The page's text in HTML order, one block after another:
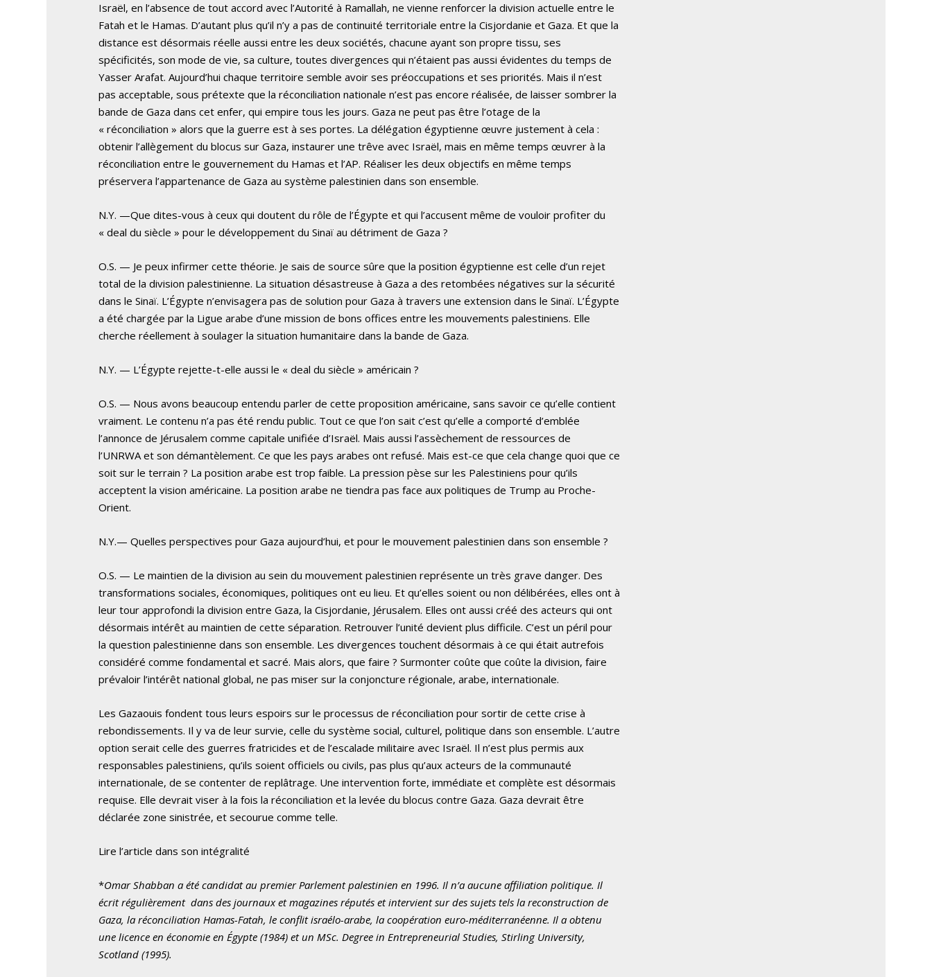
Israël, en l’absence de tout accord avec l’Autorité à Ramallah, ne vienne renforcer la division actuelle entre le
Fatah et le Hamas. D’autant plus qu’il n’y a pas de continuité territoriale entre la Cisjordanie et Gaza. Et que la
distance est désormais réelle aussi entre les deux sociétés, chacune ayant son propre tissu, ses
spécificités, son mode de vie, sa culture, toutes divergences qui n’étaient pas aussi évidentes du temps de
Yasser Arafat. Aujourd’hui chaque territoire semble avoir ses préoccupations et ses priorités. Mais il n’est
pas acceptable, sous prétexte que la réconciliation nationale n’est pas encore réalisée, de laisser sombrer la
bande de Gaza dans cet enfer, qui empire tous les jours. Gaza ne peut pas être l’otage de la
« réconciliation » alors que la guerre est à ses portes. La délégation égyptienne œuvre justement à cela :
obtenir l’allègement du blocus sur Gaza, instaurer une trêve avec Israël, mais en même temps œuvrer à la
réconciliation entre le gouvernement du Hamas et l’AP. Réaliser les deux objectifs en même temps
préservera l’appartenance de Gaza au système palestinien dans son ensemble.
N.Y. —Que dites-vous à ceux qui doutent du rôle de l’Égypte et qui l’accusent même de vouloir profiter du
« deal du siècle » pour le développement du Sinaï au détriment de Gaza ?
O.S. — Je peux infirmer cette théorie. Je sais de source sûre que la position égyptienne est celle d’un rejet
total de la division palestinienne. La situation désastreuse à Gaza a des retombées négatives sur la sécurité
dans le Sinaï. L’Égypte n’envisagera pas de solution pour Gaza à travers une extension dans le Sinaï. L’Égypte
a été chargée par la Ligue arabe d’une mission de bons offices entre les mouvements palestiniens. Elle
cherche réellement à soulager la situation humanitaire dans la bande de Gaza.
N.Y. — L’Égypte rejette-t-elle aussi le « deal du siècle » américain ?
O.S. — Nous avons beaucoup entendu parler de cette proposition américaine, sans savoir ce qu’elle contient
vraiment. Le contenu n’a pas été rendu public. Tout ce que l’on sait c’est qu’elle a comporté d’emblée
l’annonce de Jérusalem comme capitale unifiée d’Israël. Mais aussi l’assèchement de ressources de
l’UNRWA et son démantèlement. Ce que les pays arabes ont refusé. Mais est-ce que cela change quoi que ce
soit sur le terrain ? La position arabe est trop faible. La pression pèse sur les Palestiniens pour qu’ils
acceptent la vision américaine. La position arabe ne tiendra pas face aux politiques de Trump au Proche-
Orient.
N.Y.— Quelles perspectives pour Gaza aujourd’hui, et pour le mouvement palestinien dans son ensemble ?
O.S. — Le maintien de la division au sein du mouvement palestinien représente un très grave danger. Des
transformations sociales, économiques, politiques ont eu lieu. Et qu’elles soient ou non délibérées, elles ont à
leur tour approfondi la division entre Gaza, la Cisjordanie, Jérusalem. Elles ont aussi créé des acteurs qui ont
désormais intérêt au maintien de cette séparation. Retrouver l’unité devient plus difficile. C’est un péril pour
la question palestinienne dans son ensemble. Les divergences touchent désormais à ce qui était autrefois
considéré comme fondamental et sacré. Mais alors, que faire ? Surmonter coûte que coûte la division, faire
prévaloir l’intérêt national global, ne pas miser sur la conjoncture régionale, arabe, internationale.
Les Gazaouis fondent tous leurs espoirs sur le processus de réconciliation pour sortir de cette crise à
rebondissements. Il y va de leur survie, celle du système social, culturel, politique dans son ensemble. L’autre
option serait celle des guerres fratricides et de l’escalade militaire avec Israël. Il n’est plus permis aux
responsables palestiniens, qu’ils soient officiels ou civils, pas plus qu’aux acteurs de la communauté
internationale, de se contenter de replâtrage. Une intervention forte, immédiate et complète est désormais
requise. Elle devrait viser à la fois la réconciliation et la levée du blocus contre Gaza. Gaza devrait être
déclarée zone sinistrée, et secourue comme telle.
Lire l’article dans son intégralité
*Omar Shabban a été candidat au premier Parlement palestinien en 1996. Il n’a aucune affiliation politique. Il
écrit régulièrement dans des journaux et magazines réputés et intervient sur des sujets tels la reconstruction de
Gaza, la réconciliation Hamas-Fatah, le conflit israélo-arabe, la coopération euro-méditerranéenne. Il a obtenu
une licence en économie en Égypte (1984) et un MSc. Degree in Entrepreneurial Studies, Stirling University,
Scotland (1995).